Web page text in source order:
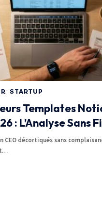
STARTUP
Templates
: L’Analyse Sans
décortiqués sans